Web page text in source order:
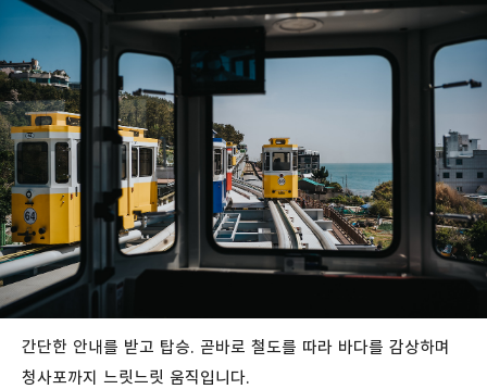
간단한 안내를 받고 탑승. 곧바로 철도를 따라 바다를 감상하며
청사포까지 느릿느릿 움직입니다.